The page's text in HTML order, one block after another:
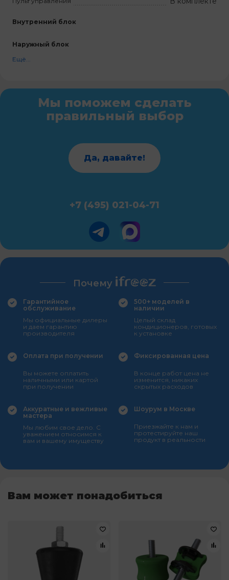
Внутренний блок
Наружный блок
Ещё...
Мы поможем сделать
правильный выбор
Да, давайте!
+7 (495) 021-04-71
Почему
Гарантийное
обслуживание
Мы официальные дилеры
и даем гарантию
производителя
500+ моделей в
наличии
Целый склад
кондиционеров, готовых
к установке
Оплата при получении
Вы можете оплатить
наличными или картой
при получении
Фиксированная цена
В конце работ цена не
изменится, никаких
скрытых расходов
Аккуратные и вежливые
мастера
Мы любим свое дело. С
уважением относимся к
вам и вашему имуществу
Шоурум в Москве
Приезжайте к нам и
протестируйте наш
продукт в реальности
Вам может понадобиться